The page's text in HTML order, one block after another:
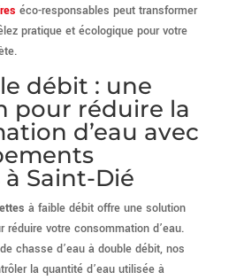
éco-responsables peut transformer
pratique et écologique pour votre
débit : une
pour réduire la
d’eau avec
Saint-Dié
à faible débit offre une solution
votre consommation d’eau.
chasse d’eau à double débit, nos
la quantité d’eau utilisée à